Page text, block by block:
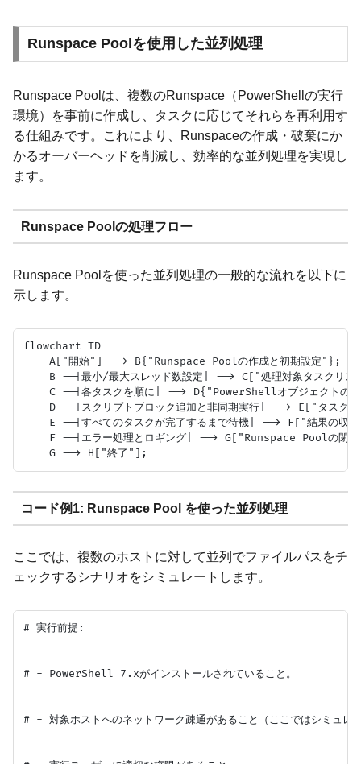
Runspace Poolを使用した並列処理
Runspace Poolは、複数のRunspace（PowerShellの実行
環境）を事前に作成し、タスクに応じてそれらを再利用す
る仕組みです。これにより、Runspaceの作成・破棄にか
かるオーバーヘッドを削減し、効率的な並列処理を実現し
ます。
Runspace Poolの処理フロー
Runspace Poolを使った並列処理の一般的な流れを以下に
示します。
flowchart TD
    A["開始"] --> B{"Runspace Poolの作成と初期設定"};
B --|最小/最大スレッド数設定| --> C["処理対象タスクリス
C --|各タスクを順に| --> D{"PowerShellオブジェクトの
D --|スクリプトブロック追加と非同期実行| --> E["タスク
E --|すべてのタスクが完了するまで待機| --> F["結果の
F --|エラー処理とロギング| --> G["Runspace Poolの閉鎖
コード例1: Runspace Pool を使った並列処理
ここでは、複数のホストに対して並列でファイルパスをチ
ェックするシナリオをシミュレートします。
# 実行前提:
# - PowerShell 7.xがインストールされていること。
# - 対象ホストへのネットワーク疎通があること（ここではシミュレ